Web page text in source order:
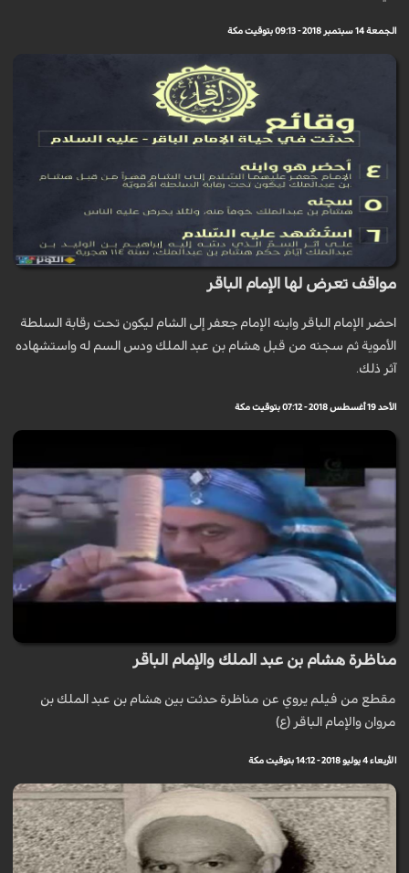
الجمعة 14 سبتمبر 2018 - 09:13 بتوقيت مكة
مواقف تعرض لها الإمام الباقر
احضر الإمام الباقر وابنه الإمام جعفر إلى الشام ليكون تحت رقابة السلطة
الأموية ثم سجنه من قبل هشام بن عبد الملك ودس السم له واستشهاده
آثر ذلك.
الأحد 19 أغسطس 2018 - 07:12 بتوقيت مكة
مناظرة هشام بن عبد الملك والإمام الباقر
مقطع من فيلم يروي عن مناظرة حدثت بين هشام بن عبد الملك بن
مروان والإمام الباقر (ع)
الأربعاء 4 يوليو 2018 - 14:12 بتوقيت مكة